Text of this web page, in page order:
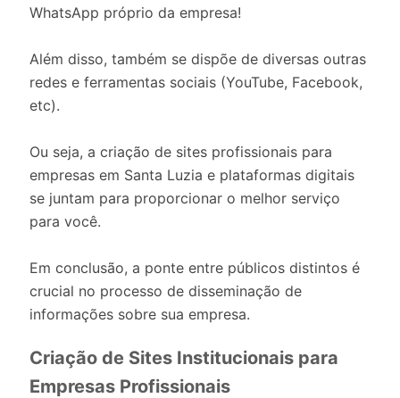
WhatsApp próprio da empresa!
Além disso, também se dispõe de diversas outras
redes e ferramentas sociais (YouTube, Facebook,
etc).
Ou seja, a criação de sites profissionais para
empresas em Santa Luzia e plataformas digitais
se juntam para proporcionar o melhor serviço
para você.
Em conclusão, a ponte entre públicos distintos é
crucial no processo de disseminação de
informações sobre sua empresa.
Criação de Sites Institucionais para
Empresas Profissionais